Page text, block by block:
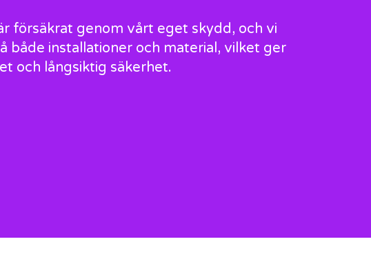
försäkrat genom vårt eget skydd, och vi
både installationer och material, vilket ger
och långsiktig säkerhet.